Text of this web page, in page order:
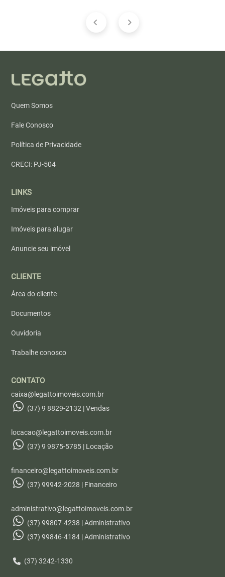
Quem Somos
Fale Conosco
Política de Privacidade
CRECI: PJ-504
LINKS
Imóveis para comprar
Imóveis para alugar
Anuncie seu imóvel
CLIENTE
Área do cliente
Documentos
Ouvidoria
Trabalhe conosco
CONTATO
caixa@legattoimoveis.com.br
(37) 9 8829-2132 | Vendas
locacao@legattoimoveis.com.br
(37) 9 9875-5785 | Locação
financeiro@legattoimoveis.com.br
(37) 99942-2028 | Financeiro
administrativo@legattoimoveis.com.br
(37) 99807-4238 | Administrativo
(37) 99846-4184 | Administrativo
(37) 3242-1330